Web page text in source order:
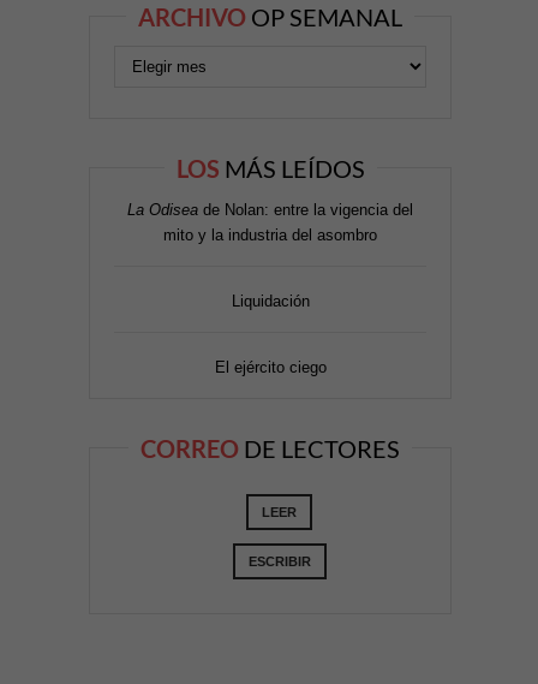
ARCHIVO OP SEMANAL
LOS MÁS LEÍDOS
La Odisea de Nolan: entre la vigencia del
mito y la industria del asombro
Liquidación
El ejército ciego
CORREO DE LECTORES
LEER
ESCRIBIR